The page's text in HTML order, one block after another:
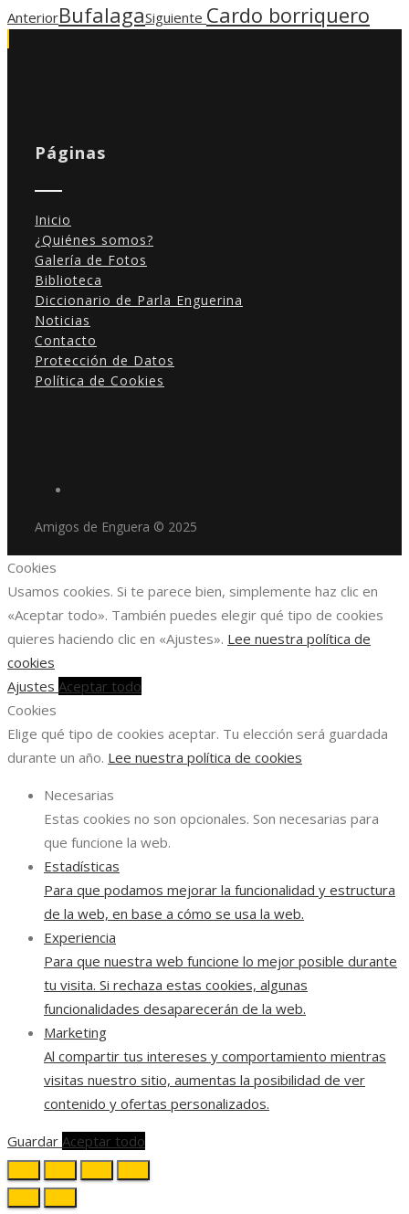
AnteriorBufalagaSiguiente Cardo borriquero
Páginas
Inicio
¿Quiénes somos?
Galería de Fotos
Biblioteca
Diccionario de Parla Enguerina
Noticias
Contacto
Protección de Datos
Política de Cookies
Amigos de Enguera © 2025
Cookies
Usamos cookies. Si te parece bien, simplemente haz clic en
«Aceptar todo». También puedes elegir qué tipo de cookies
quieres haciendo clic en «Ajustes». Lee nuestra política de
cookies
Ajustes Aceptar todo
Cookies
Elige qué tipo de cookies aceptar. Tu elección será guardada
durante un año. Lee nuestra política de cookies
Necesarias
Estas cookies no son opcionales. Son necesarias para
que funcione la web.
Estadísticas
Para que podamos mejorar la funcionalidad y estructura
de la web, en base a cómo se usa la web.
Experiencia
Para que nuestra web funcione lo mejor posible durante
tu visita. Si rechaza estas cookies, algunas
funcionalidades desaparecerán de la web.
Marketing
Al compartir tus intereses y comportamiento mientras
visitas nuestro sitio, aumentas la posibilidad de ver
contenido y ofertas personalizados.
Guardar Aceptar todo